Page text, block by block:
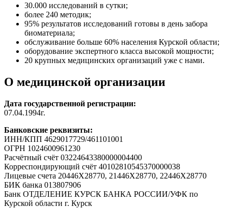
30.000 исследований в сутки;
более 240 методик;
95% результатов исследований готовы в день забора
биоматериала;
обслуживание больше 60% населения Курской области;
оборудование экспертного класса высокой мощности;
20 крупных медицинских организаций уже с нами.
О медицинской организации
Дата государственной регистрации:
07.04.1994г.
Банковские реквизиты:
ИНН/КПП 4629017729/461101001
ОГРН 1024600961230
Расчётный счёт 03224643380000004400
Корреспондирующий счёт 40102810545370000038
Лицевые счета 20446Х28770, 21446Х28770, 22446Х28770
БИК банка 013807906
Банк ОТДЕЛЕНИЕ КУРСК БАНКА РОССИИ/УФК по
Курской области г. Курск